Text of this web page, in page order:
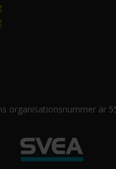
organisationsnummer är